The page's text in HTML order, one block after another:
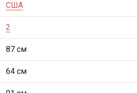
США
2
87 см
64 см